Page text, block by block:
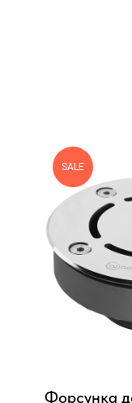
SALE
Форсунка